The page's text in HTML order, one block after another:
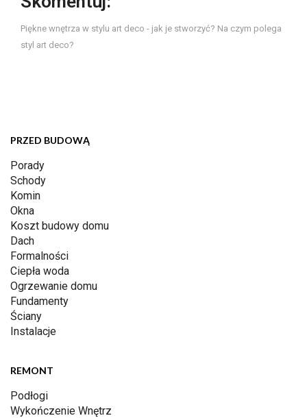
Piękne wnętrza w stylu art deco - jak je stworzyć? Na czym polega
styl art deco?
PRZED BUDOWĄ
Porady
Schody
Komin
Okna
Koszt budowy domu
Dach
Formalności
Ciepła woda
Ogrzewanie domu
Fundamenty
Ściany
Instalacje
REMONT
Podłogi
Wykończenie Wnętrz